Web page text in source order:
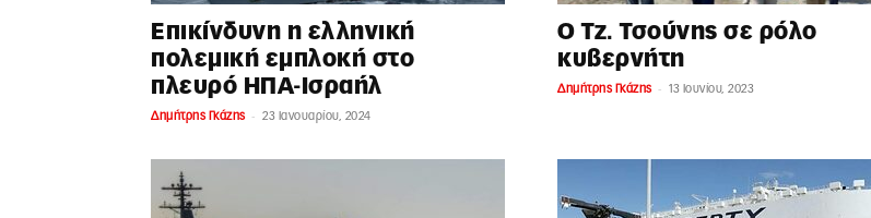
Επικίνδυνη η ελληνική
πολεμική εμπλοκή στο
πλευρό ΗΠΑ-Ισραήλ
Δημήτρης Γκάζης - 23 Ιανουαρίου, 2024
Ο Τζ. Τσούνης σε ρόλο
κυβερνήτη
Δημήτρης Γκάζης - 13 Ιουνίου, 2023